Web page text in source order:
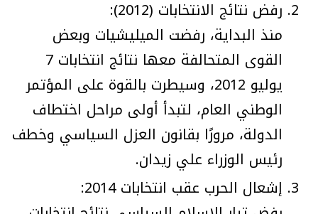
رفض نتائج الانتخابات (2012):
منذ البداية، رفضت الميليشيات وبعض
القوى المتحالفة معها نتائج انتخابات 7
يوليو 2012، وسيطرت بالقوة على المؤتمر
الوطني العام، لتبدأ أولى مراحل اختطاف
الدولة، مرورًا بقانون العزل السياسي وخطف
رئيس الوزراء علي زيدان.
إشعال الحرب عقب انتخابات 2014: